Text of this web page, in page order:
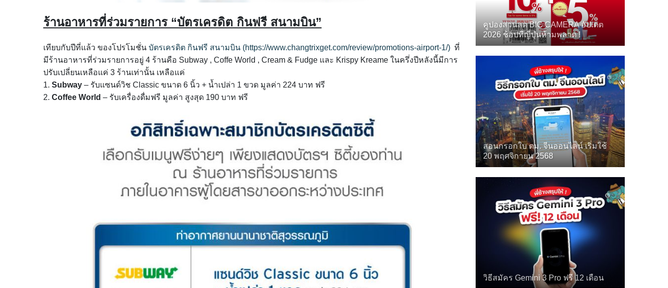
ร้านอาหารที่ร่วมรายการ “บัตรเครดิต กินฟรี สนามบิน”
เทียบกับปีที่แล้ว ของโปรโมชั่น บัตรเครดิต กินฟรี สนามบิน (https://www.changtrixget.com/review/promotions-airport-1/) ที่
มีร้านอาหารที่ร่วมรายการอยู่ 4 ร้านคือ Subway , Coffe World , Cream & Fudge และ Krispy Kreame ในครึ่งปีหลังนี้มีการ
ปรับเปลี่ยนเหลือแค่ 3 ร้านเท่านั้น เหลือแค่
1. Subway – รับแซนด์วิช Classic ขนาด 6 นิ้ว + น้ำเปล่า 1 ขวด มูลค่า 224 บาท ฟรี
2. Coffee World – รับเครื่องดื่มฟรี มูลค่า สูงสุด 190 บาท ฟรี
คูปองส่วนลด BIC CAMERA อัปเดต
2026 ช้อปที่ญี่ปุ่นห้ามพลาด !
สอนกรอกใบ ตม. จีนออนไลน์ เริ่มใช้
20 พฤศจิกายน 2568
วิธีสมัคร Gemini 3 Pro ฟรี 12 เดือน